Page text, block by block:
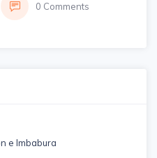
0 Comments
e Imbabura